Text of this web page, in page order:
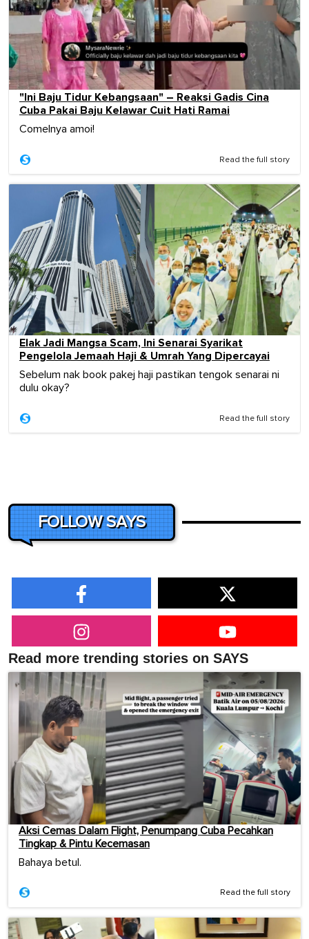
"Ini Baju Tidur Kebangsaan" – Reaksi Gadis Cina
Cuba Pakai Baju Kelawar Cuit Hati Ramai
Comelnya amoi!
Read the full story
Elak Jadi Mangsa Scam, Ini Senarai Syarikat
Pengelola Jemaah Haji & Umrah Yang Dipercayai
Sebelum nak book pakej haji pastikan tengok senarai ni
dulu okay?
Read the full story
FOLLOW SAYS
Read more trending stories on SAYS
Aksi Cemas Dalam Flight, Penumpang Cuba Pecahkan
Tingkap & Pintu Kecemasan
Bahaya betul.
Read the full story